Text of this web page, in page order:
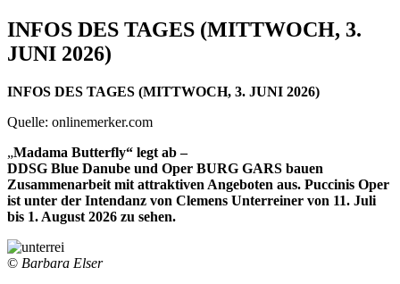
INFOS DES TAGES (MITTWOCH, 3.
JUNI 2026)
INFOS DES TAGES (MITTWOCH, 3. JUNI 2026)
Quelle: onlinemerker.com
„Madama Butterfly“ legt ab –
DDSG Blue Danube und Oper BURG GARS bauen
Zusammenarbeit mit attraktiven Angeboten aus. Puccinis Oper
ist unter der Intendanz von Clemens Unterreiner von 11. Juli
bis 1. August 2026 zu sehen.
© Barbara Elser